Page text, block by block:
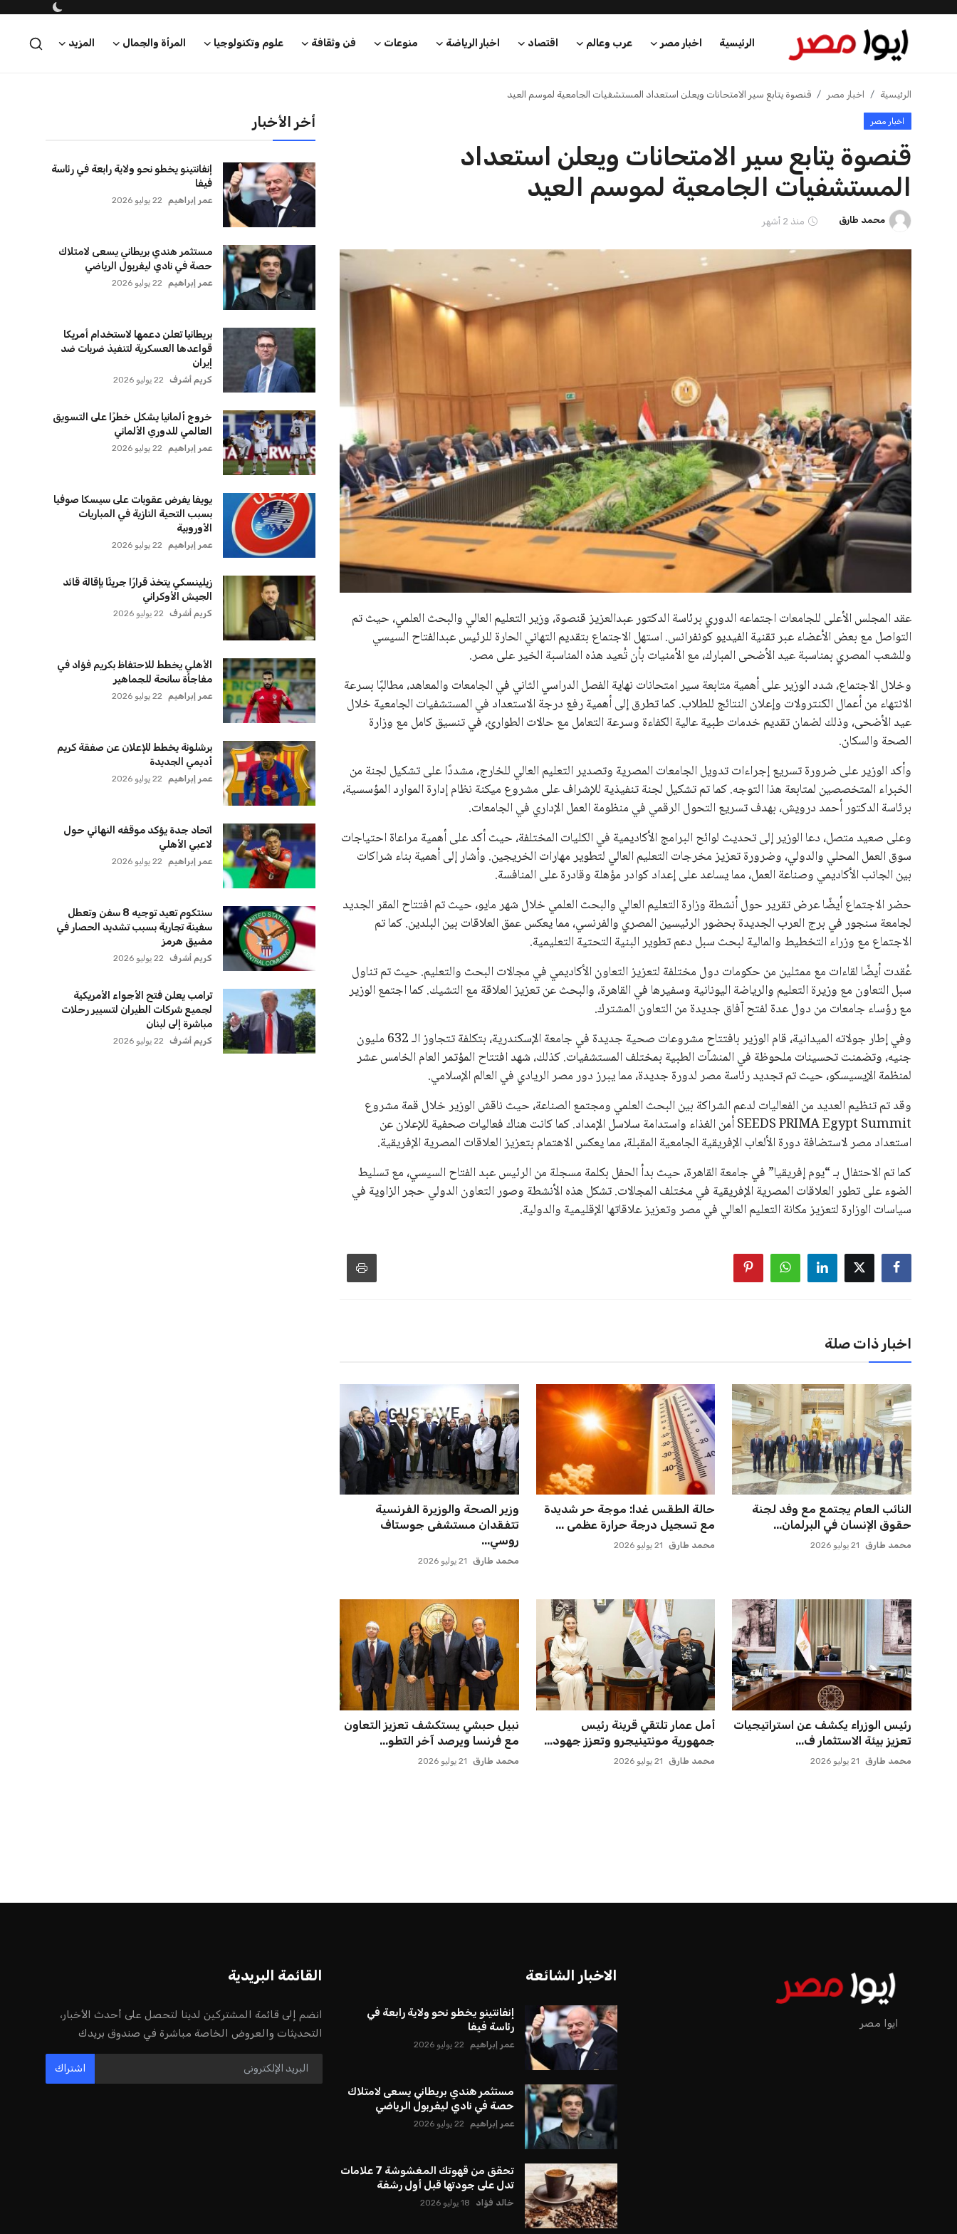
الرئيسية اخبار مصر عرب وعالم اقتصاد اخبار الرياضة منوعات فن وثقافة علوم وتكنولوجيا المرأة والجمال المزيد
الرئيسية
اخبار مصر
عرب وعالم
اخبار الرياضة
المرأة والجمال
محافظات
الرئيسية اخبار مصر قنصوة يتابع سير الامتحانات ويعلن استعداد المستشفيات الجامعية لموسم العيد
اخبار مصر
قنصوة يتابع سير الامتحانات ويعلن استعداد
المستشفيات الجامعية لموسم العيد
محمد طارق منذ 2 أشهر
عقد المجلس الأعلى للجامعات اجتماعه الدوري برئاسة الدكتور عبدالعزيز قنصوة، وزير التعليم العالي والبحث العلمي، حيث تم
التواصل مع بعض الأعضاء عبر تقنية الفيديو كونفرانس. استهل الاجتماع بتقديم التهاني الحارة للرئيس عبدالفتاح السيسي
وللشعب المصري بمناسبة عيد الأضحى المبارك، مع الأمنيات بأن تُعيد هذه المناسبة الخير على مصر.
وخلال الاجتماع، شدد الوزير على أهمية متابعة سير امتحانات نهاية الفصل الدراسي الثاني في الجامعات والمعاهد، مطالبًا بسرعة
الانتهاء من أعمال الكنترولات وإعلان النتائج للطلاب. كما تطرق إلى أهمية رفع درجة الاستعداد في المستشفيات الجامعية خلال
عيد الأضحى، وذلك لضمان تقديم خدمات طبية عالية الكفاءة وسرعة التعامل مع حالات الطوارئ، في تنسيق كامل مع وزارة
الصحة والسكان.
وأكد الوزير على ضرورة تسريع إجراءات تدويل الجامعات المصرية وتصدير التعليم العالي للخارج، مشددًا على تشكيل لجنة من
الخبراء المتخصصين لمتابعة هذا التوجه. كما تم تشكيل لجنة تنفيذية للإشراف على مشروع ميكنة نظام إدارة الموارد المؤسسية،
برئاسة الدكتور أحمد درويش، بهدف تسريع التحول الرقمي في منظومة العمل الإداري في الجامعات.
وعلى صعيد متصل، دعا الوزير إلى تحديث لوائح البرامج الأكاديمية في الكليات المختلفة، حيث أكد على أهمية مراعاة احتياجات
سوق العمل المحلي والدولي، وضرورة تعزيز مخرجات التعليم العالي لتطوير مهارات الخريجين. وأشار إلى أهمية بناء شراكات
بين الجانب الأكاديمي وصناعة العمل، مما يساعد على إعداد كوادر مؤهلة وقادرة على المنافسة.
حضر الاجتماع أيضًا عرض تقرير حول أنشطة وزارة التعليم العالي والبحث العلمي خلال شهر مايو، حيث تم افتتاح المقر الجديد
لجامعة سنجور في برج العرب الجديدة بحضور الرئيسين المصري والفرنسي، مما يعكس عمق العلاقات بين البلدين. كما تم
الاجتماع مع وزراء التخطيط والمالية لبحث سبل دعم تطوير البنية التحتية التعليمية.
عُقدت أيضًا لقاءات مع ممثلين من حكومات دول مختلفة لتعزيز التعاون الأكاديمي في مجالات البحث والتعليم. حيث تم تناول
سبل التعاون مع وزيرة التعليم والرياضة اليونانية وسفيرها في القاهرة، والبحث عن تعزيز العلاقة مع التشيك. كما اجتمع الوزير
مع رؤساء جامعات من دول عدة لفتح آفاق جديدة من التعاون المشترك.
وفي إطار جولاته الميدانية، قام الوزير بافتتاح مشروعات صحية جديدة في جامعة الإسكندرية، بتكلفة تتجاوز الـ 632 مليون
جنيه، وتضمنت تحسينات ملحوظة في المنشآت الطبية بمختلف المستشفيات. كذلك، شهد افتتاح المؤتمر العام الخامس عشر
لمنظمة الإيسيسكو، حيث تم تجديد رئاسة مصر لدورة جديدة، مما يبرز دور مصر الريادي في العالم الإسلامي.
وقد تم تنظيم العديد من الفعاليات لدعم الشراكة بين البحث العلمي ومجتمع الصناعة، حيث ناقش الوزير خلال قمة مشروع
SEEDS PRIMA Egypt Summit أمن الغذاء واستدامة سلاسل الإمداد. كما كانت هناك فعاليات صحفية للإعلان عن
استعداد مصر لاستضافة دورة الألعاب الإفريقية الجامعية المقبلة، مما يعكس الاهتمام بتعزيز العلاقات المصرية الإفريقية.
كما تم الاحتفال بـ “يوم إفريقيا” في جامعة القاهرة، حيث بدأ الحفل بكلمة مسجلة من الرئيس عبد الفتاح السيسي، مع تسليط
الضوء على تطور العلاقات المصرية الإفريقية في مختلف المجالات. تشكل هذه الأنشطة وصور التعاون الدولي حجر الزاوية في
سياسات الوزارة لتعزيز مكانة التعليم العالي في مصر وتعزيز علاقاتها الإقليمية والدولية.
اخبار ذات صلة
النائب العام يجتمع مع وفد لجنة
حقوق الإنسان في البرلمان...
محمد طارق 21 يوليو 2026
حالة الطقس غدا: موجة حر شديدة
مع تسجيل درجة حرارة عظمى ...
محمد طارق 21 يوليو 2026
وزير الصحة والوزيرة الفرنسية
تتفقدان مستشفى جوستاف
روسي...
محمد طارق 21 يوليو 2026
رئيس الوزراء يكشف عن استراتيجيات
تعزيز بيئة الاستثمار ف...
محمد طارق 21 يوليو 2026
أمل عمار تلتقي قرينة رئيس
جمهورية مونتينيجرو وتعزز جهود...
محمد طارق 21 يوليو 2026
نبيل حبشي يستكشف تعزيز التعاون
مع فرنسا ويرصد آخر التطو...
محمد طارق 21 يوليو 2026
أخر الأخبار
إنفانتينو يخطو نحو ولاية رابعة في رئاسة
فيفا
عمر إبراهيم 22 يوليو 2026
مستثمر هندي بريطاني يسعى لامتلاك
حصة في نادي ليفربول الرياضي
عمر إبراهيم 22 يوليو 2026
بريطانيا تعلن دعمها لاستخدام أمريكا
قواعدها العسكرية لتنفيذ ضربات ضد
إيران
كريم أشرف 22 يوليو 2026
خروج ألمانيا يشكل خطرًا على التسويق
العالمي للدوري الألماني
عمر إبراهيم 22 يوليو 2026
يويفا يفرض عقوبات على سيسكا صوفيا
بسبب التحية النازية في المباريات
الأوروبية
عمر إبراهيم 22 يوليو 2026
زيلينسكي يتخذ قرارًا جريئًا بإقالة قائد
الجيش الأوكراني
كريم أشرف 22 يوليو 2026
الأهلي يخطط للاحتفاظ بكريم فؤاد في
مفاجأة سانحة للجماهير
عمر إبراهيم 22 يوليو 2026
برشلونة يخطط للإعلان عن صفقة كريم
أديمي الجديدة
عمر إبراهيم 22 يوليو 2026
اتحاد جدة يؤكد موقفه النهائي حول
لاعبي الأهلي
عمر إبراهيم 22 يوليو 2026
سنتكوم تعيد توجيه 8 سفن وتعطل
سفينة تجارية بسبب تشديد الحصار في
مضيق هرمز
كريم أشرف 22 يوليو 2026
ترامب يعلن فتح الأجواء الأمريكية
لجميع شركات الطيران لتسيير رحلات
مباشرة إلى لبنان
كريم أشرف 22 يوليو 2026
إنفانتينو يخطو نحو ولاية رابعة في رئاسة فيفا
عمر إبراهيم
عمر إبراهيم 22 يوليو 2026
مستثمر هندي بريطاني يسعى لامتلاك
حصة في نادي ليفربول الرياضي